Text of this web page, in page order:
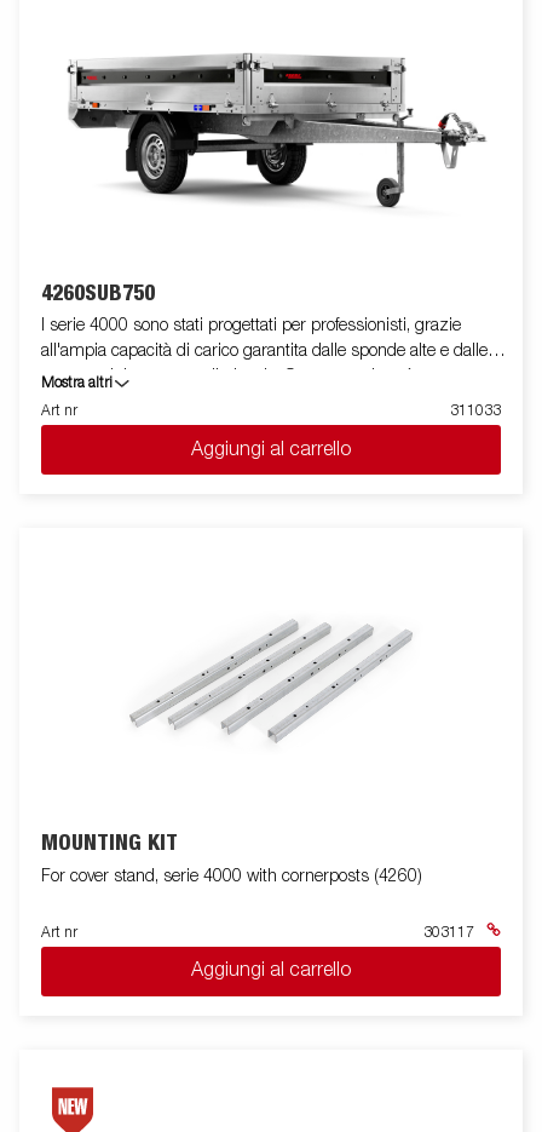
opzionali.
4260SUB750
I serie 4000 sono stati progettati per professionisti, grazie
all'ampia capacità di carico garantita dalle sponde alte e dalle
ruote posizionate sotto il pianale. Questa versione è
equipaggiata con sponde in acciaio e mono asse, presenta un
profilo in acciaio rinforzato posto attorno al pianale utile a
carico. I punti di fissaggio posizionati sul profilo in acciaio,
Mostra altri
Art nr
311033
Aggiungi al carrello
MOUNTING KIT
For cover stand, serie 4000 with cornerposts (4260)
Art nr 303117
Aggiungi al carrello